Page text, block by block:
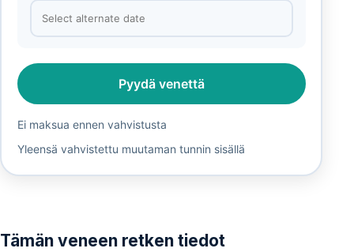
Pyydä venettä
Ei maksua ennen vahvistusta
Yleensä vahvistettu muutaman tunnin sisällä
Tämän veneen retken tiedot